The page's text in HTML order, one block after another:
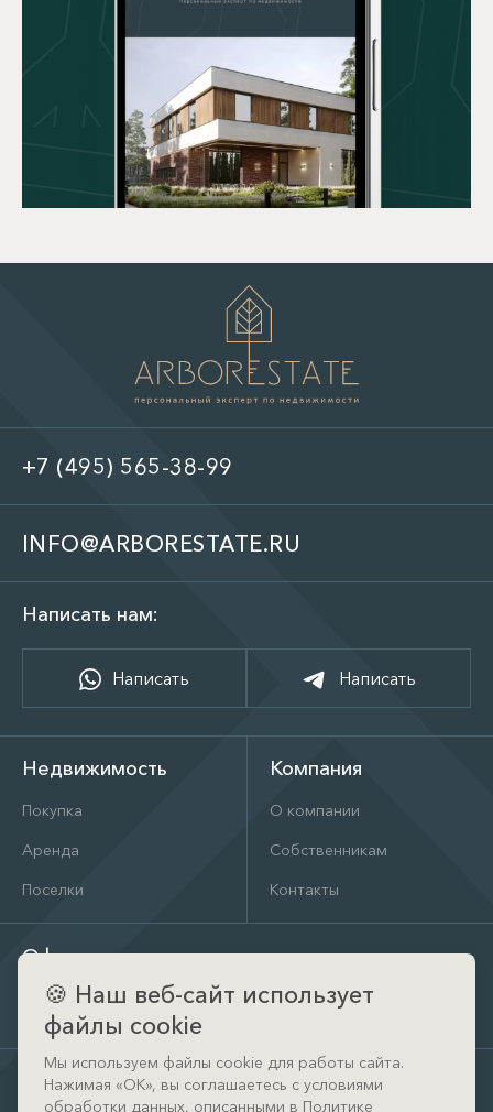
+7 (495) 565-38-99
INFO@ARBORESTATE.RU
Написать нам:
Написать Написать
Недвижимость
Покупка
Аренда
Поселки
Компания
О компании
Собственникам
Контакты
Офис
д. Тимошкино, ул. Архитектора Райта, д. 1 (КП Кристал
Истра)
🍪 Наш веб-сайт использует
файлы cookie
Мы используем файлы cookie для работы сайта.
Нажимая «ОК», вы соглашаетесь с условиями
обработки данных, описанными в Политике